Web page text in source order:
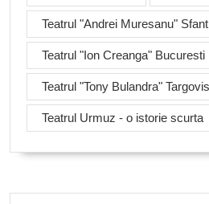
Teatrul "Andrei Muresanu"
Teatrul "Ion Creanga" Bucuresti
Teatrul "Tony Bulandra"
Teatrul Urmuz - o istorie scurta